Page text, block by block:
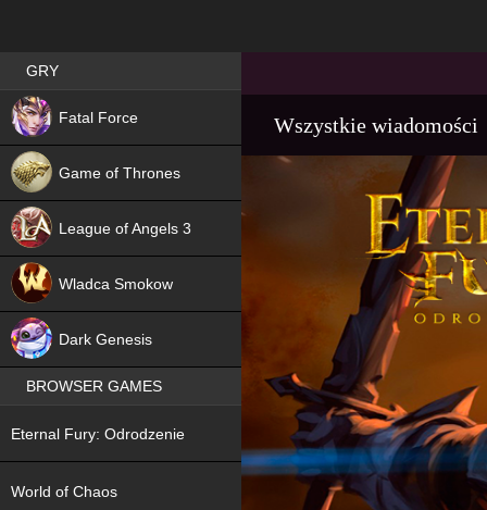
Wszystkie wiadomości
Best RPG games in Poland
GRY
Fatal Force
NEW
Game of Thrones
League of Angels 3
Wladca Smokow
Dark Genesis
BROWSER GAMES
Eternal Fury: Odrodzenie
World of Chaos
NEW